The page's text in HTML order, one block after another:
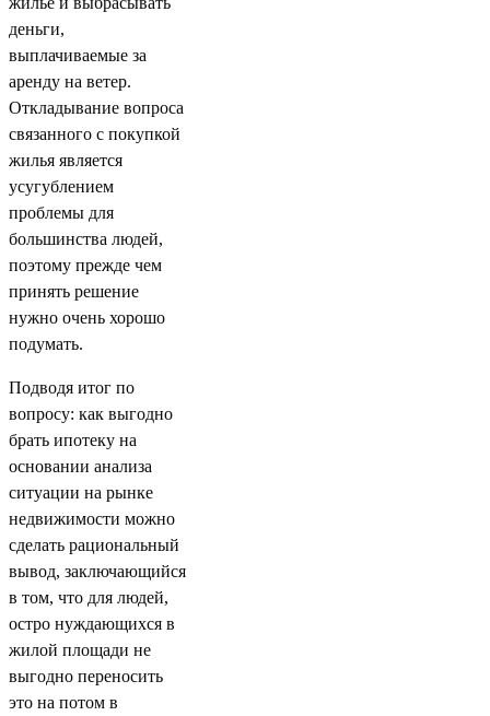
деньги,
выплачиваемые за
аренду на ветер.
Откладывание вопроса
связанного с покупкой
жилья является
усугублением
проблемы для
большинства людей,
поэтому прежде чем
принять решение
нужно очень хорошо
подумать.
Подводя итог по
вопросу: как выгодно
брать ипотеку на
основании анализа
ситуации на рынке
недвижимости можно
сделать рациональный
вывод, заключающийся
в том, что для людей,
остро нуждающихся в
жилой площади не
выгодно переносить
это на потом в